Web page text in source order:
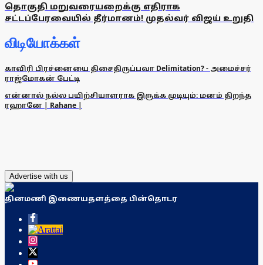
தொகுதி மறுவரையறைக்கு எதிராக
சட்டப்பேரவையில் தீர்மானம்! முதல்வர் விஜய் உறுதி
விடியோக்கள்
காவிரி பிரச்னையை திசைதிருப்பவா Delimitation? - அமைச்சர்
ராஜ்மோகன் பேட்டி
என்னால் நல்ல பயிற்சியாளராக இருக்க முடியும்: மனம் திறந்த
ரஹானே | Rahane |
Advertise with us
தினமணி இணையதளத்தை பின்தொடர